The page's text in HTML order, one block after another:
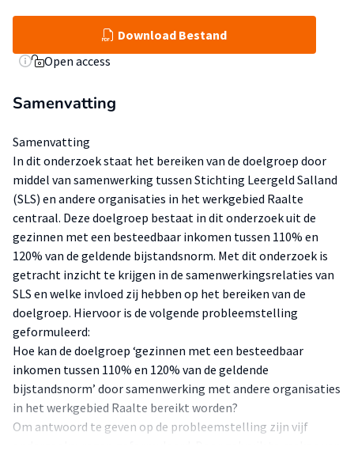
Download Bestand
Open access
Samenvatting
Samenvatting
In dit onderzoek staat het bereiken van de doelgroep door
middel van samenwerking tussen Stichting Leergeld Salland
(SLS) en andere organisaties in het werkgebied Raalte
centraal. Deze doelgroep bestaat in dit onderzoek uit de
gezinnen met een besteedbaar inkomen tussen 110% en
120% van de geldende bijstandsnorm. Met dit onderzoek is
getracht inzicht te krijgen in de samenwerkingsrelaties van
SLS en welke invloed zij hebben op het bereiken van de
doelgroep. Hiervoor is de volgende probleemstelling
geformuleerd:
Hoe kan de doelgroep ‘gezinnen met een besteedbaar
inkomen tussen 110% en 120% van de geldende
bijstandsnorm’ door samenwerking met andere organisaties
in het werkgebied Raalte bereikt worden?
Om antwoord te geven op de probleemstelling zijn vijf